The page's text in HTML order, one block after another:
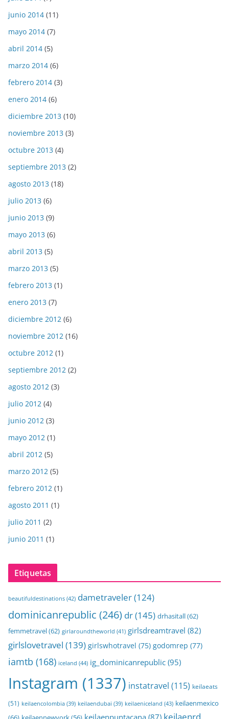
junio 2014 (11)
mayo 2014 (7)
abril 2014 (5)
marzo 2014 (6)
febrero 2014 (3)
enero 2014 (6)
diciembre 2013 (10)
noviembre 2013 (3)
octubre 2013 (4)
septiembre 2013 (2)
agosto 2013 (18)
julio 2013 (6)
junio 2013 (9)
mayo 2013 (6)
abril 2013 (5)
marzo 2013 (5)
febrero 2013 (1)
enero 2013 (7)
diciembre 2012 (6)
noviembre 2012 (16)
octubre 2012 (1)
septiembre 2012 (2)
agosto 2012 (3)
julio 2012 (4)
junio 2012 (3)
mayo 2012 (1)
abril 2012 (5)
marzo 2012 (5)
febrero 2012 (1)
agosto 2011 (1)
julio 2011 (2)
junio 2011 (1)
Etiquetas
beautifuldestinations (42) dametraveler(124)
dominicanrepublic (246) dr(145) drhasitall(62)
femmetravel(62) girlaroundtheworld (41) girlsdreamtravel (82)
girlslovetravel (139) girlswhotravel (75) godomrep (77)
iamtb (168) iceland (44) ig_dominicanrepublic (95)
Instagram (1337) instatravel (115) keilaeats
(51) keilaencolombia (39) keilaendubai (39) keilaeniceland (43) keilaenmexico